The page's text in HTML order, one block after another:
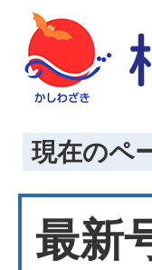
現在のペ
最新